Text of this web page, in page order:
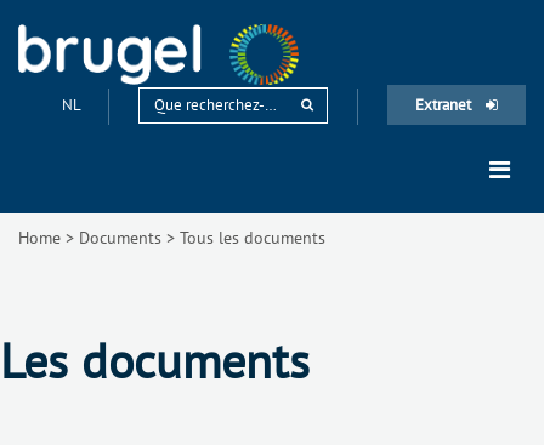
NL Extranet
Home > Documents > Tous les documents
Les documents